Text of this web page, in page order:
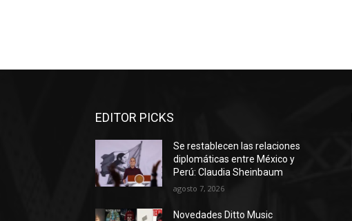
EDITOR PICKS
Se restablecen las relaciones
diplomáticas entre México y
Perú: Claudia Sheinbaum
agosto 7, 2026
Novedades Ditto Music